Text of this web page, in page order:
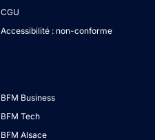
CGU
Accessibilité : non-conforme
BFM Business
BFM Tech
BFM Alsace